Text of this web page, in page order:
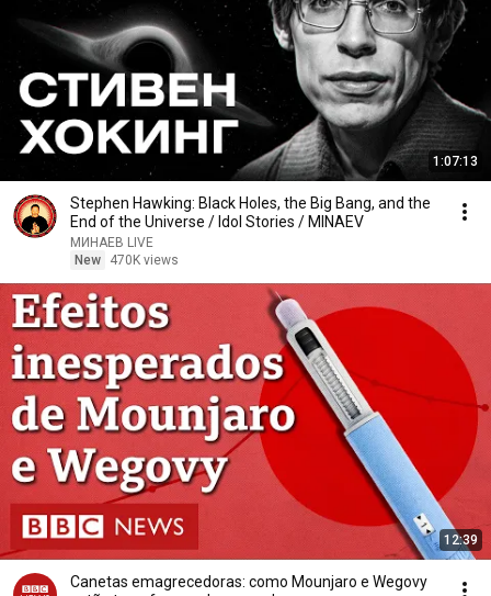
1:07:13
Stephen Hawking: Black Holes, the Big Bang, and the
End of the Universe / Idol Stories / MINAEV
МИНАЕВ LIVE
New
470K views
12:39
Canetas emagrecedoras: como Mounjaro e Wegovy